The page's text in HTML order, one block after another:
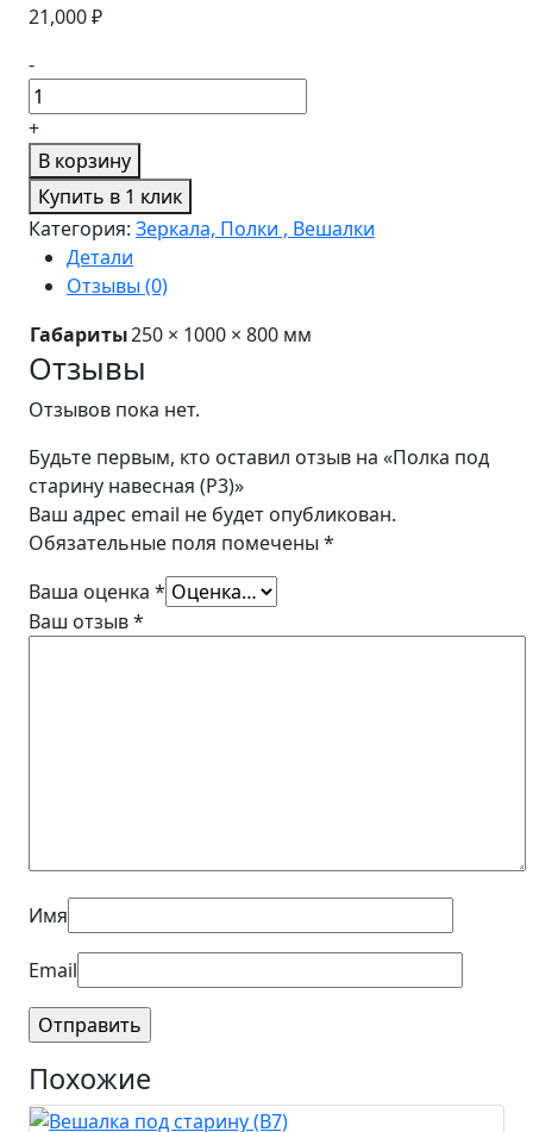
21,000₽
-
+
В корзину
Купить в 1 клик
Категория: Зеркала, Полки , Вешалки
Детали
Отзывы (0)
Габариты250 × 1000 × 800 мм
Отзывы
Отзывов пока нет.
Будьте первым, кто оставил отзыв на «Полка под
старину навесная (P3)»
Ваш адрес email не будет опубликован.
Обязательные поля помечены *
Ваша оценка *
Ваш отзыв*
Имя
Email
Похожие